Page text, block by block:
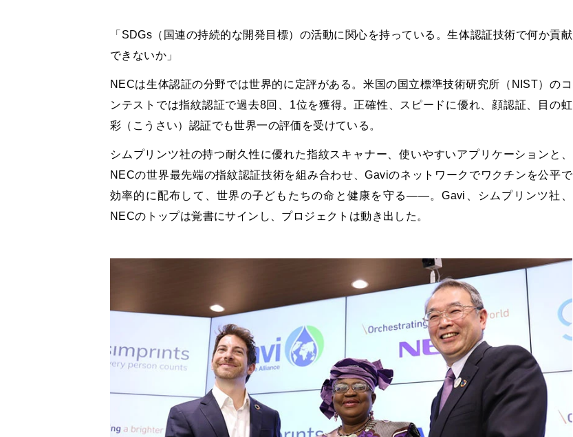
「 SDGs （国連の持続的な開発目標）の活動に関心を持っている。生体認証技術で何か貢献
できないか」
NECは生体認証の分野では世界的に定評がある。米国の国立標準技術研究所（ NIST）のコ
ンテストでは指紋認証で過去8回、 1位を獲得。正確性、スピードに優れ、顔認証、目の虹
彩（こうさい）認証でも世界一の評価を受けている。
シムプリンツ社の持つ耐久性に優れた指紋スキャナー、使いやすいアプリケーションと、
NECの世界最先端の指紋認証技術を組み合わせ、Gaviのネットワークでワクチンを公平で
効率的に配布して、世界の子どもたちの命と健康を守る――。Gavi
、シムプリンツ社、
NECのトップは覚書にサインし、プロジェクトは動き出した。